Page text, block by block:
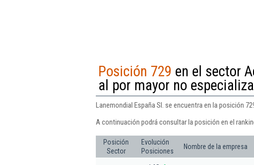
Posición 729 en el sector
al por mayor no
Lanemondial España Sl. se encuentra en la posición
A continuación podrá consultar la posición en el
Posición
Sector
Evolución
Posiciones
Nombre de la empresa